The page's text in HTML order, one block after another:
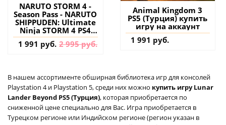
NARUTO STORM 4 -
Season Pass - NARUTO
SHIPPUDEN: Ultimate
Ninja STORM 4 PS4
(Турция) купить
дополнение на
1 991 руб. 2 995 руб.
Animal Kingdom 3
PS5 (Турция) купить
игру на аккаунт
1 991 руб.
В нашем ассортименте обширная библиотека игр для консолей
Playstation 4 и Playstation 5, среди них можно купить игру Lunar
Lander Beyond PS5 (Турция), которая приобретается по
сниженной цене специально для Вас. Игра приобретается в
Турецком регионе или Индийском регионе (регион указан в